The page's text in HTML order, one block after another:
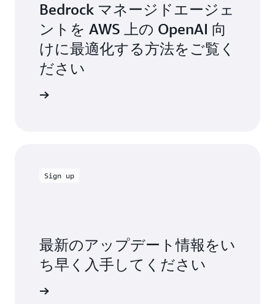
Bedrock マネージドエージェ
ントを AWS 上の OpenAI 向
けに最適化する方法をご覧く
ださい
Sign up
最新のアップデート情報をい
ち早く入手してください